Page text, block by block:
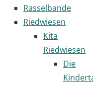
Rasselbande
Riedwiesen
Kita
Riedwiesen
Die